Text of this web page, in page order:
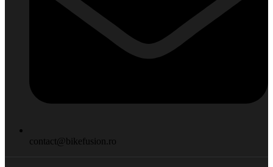
contact@bikefusion.ro